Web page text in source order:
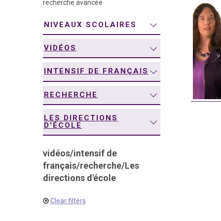
recherche avancée
NIVEAUX SCOLAIRES
VIDÉOS
INTENSIF DE FRANÇAIS
RECHERCHE
LES DIRECTIONS
D'ÉCOLE
vidéos/intensif de
français/recherche/Les
directions d'école
Clear filters